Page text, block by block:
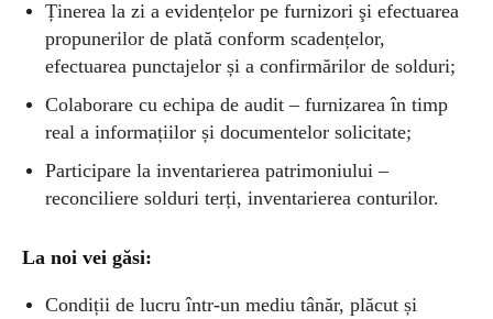
Ținerea la zi a evidențelor pe furnizori şi efectuarea
propunerilor de plată conform scadențelor,
efectuarea punctajelor și a confirmărilor de solduri;
Colaborare cu echipa de audit – furnizarea în timp
real a informațiilor și documentelor solicitate;
Participare la inventarierea patrimoniului –
reconciliere solduri terți, inventarierea conturilor.
La noi vei găsi:
Condiții de lucru într-un mediu tânăr, plăcut și